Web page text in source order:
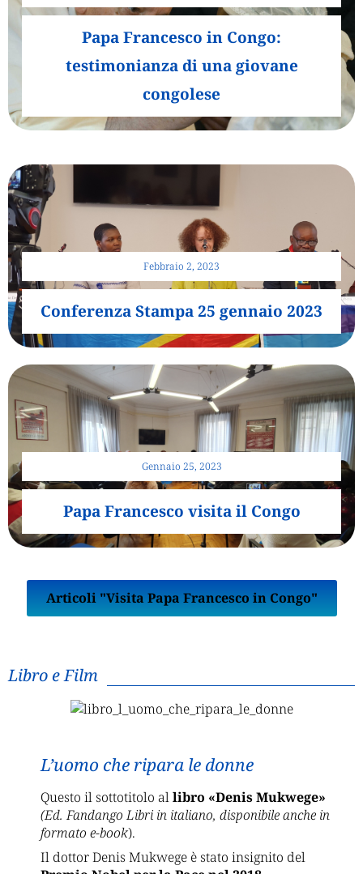
Papa Francesco in Congo:
testimonianza di una giovane
congolese
Febbraio 2, 2023
Conferenza Stampa 25 gennaio 2023
Gennaio 25, 2023
Papa Francesco visita il Congo
Articoli "Visita Papa Francesco in Congo"
Libro e Film
L’uomo che ripara le donne
Questo il sottotitolo allibro «Denis Mukwege»
(Ed. Fandango Libri in italiano, disponibile anche in
formato e-book).
Il dottor Denis Mukwege è stato insignito del